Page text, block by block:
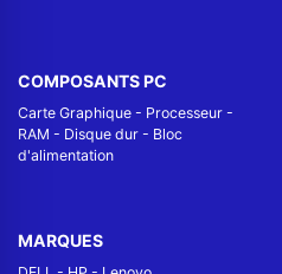
COMPOSANTS PC
Carte Graphique - Processeur -
RAM - Disque dur - Bloc
d'alimentation
MARQUES